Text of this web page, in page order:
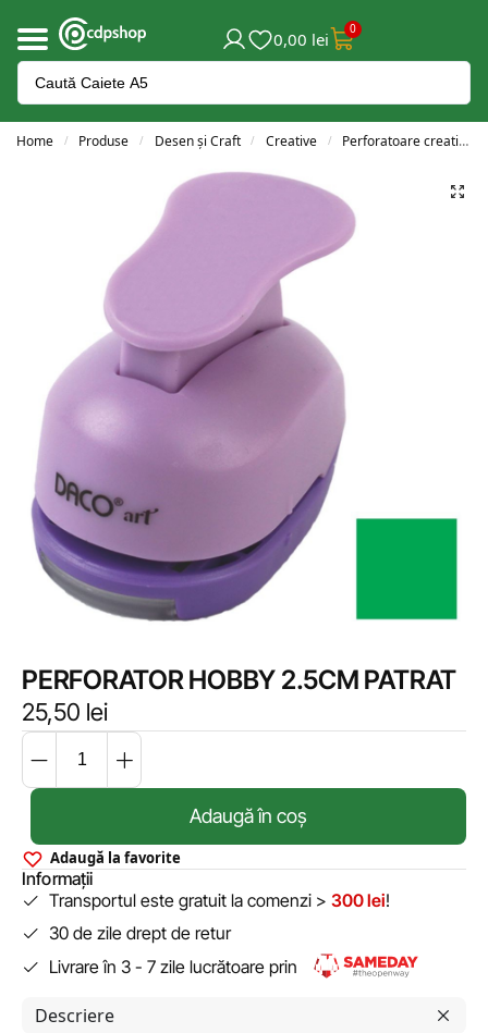
0,00 lei 0
Home / Produse / Desen și Craft / Creative / Perforatoare creative
PERFORATOR HOBBY 2.5CM PATRAT
25,50 lei
Adaugă în coș
Adaugă la favorite
Informații
Transportul este gratuit la comenzi > 300 lei!
30 de zile drept de retur
Livrare în 3 - 7 zile lucrătoare prin
Descriere